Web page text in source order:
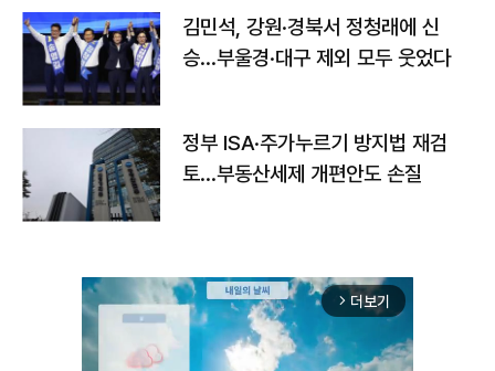
김민석, 강원·경북서 정청래에 신
승…부울경·대구 제외 모두 웃었다
정부 ISA·주가누르기 방지법 재검
토…부동산세제 개편안도 손질
arrow_forward_ios 더보기